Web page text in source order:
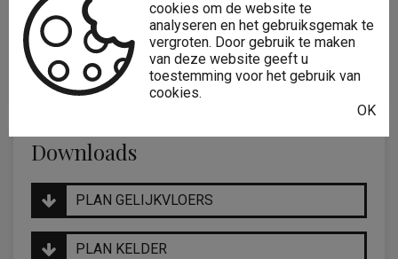
Deel dit pand
Downloads
PLAN GELIJKVLOERS
PLAN KELDER
cookies om de website te
analyseren en het gebruiksgemak te
vergroten. Door gebruik te maken
van deze website geeft u
toestemming voor het gebruik van
cookies.
OK